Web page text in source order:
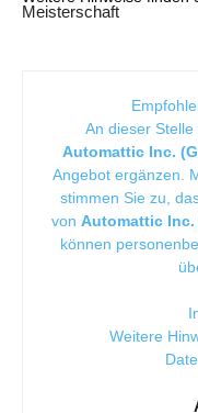
Meisterschaft
An dieser
Automattic Inc.
Angebot ergänzen.
stimmen Sie zu,
von Automattic Inc.
können
Weitere